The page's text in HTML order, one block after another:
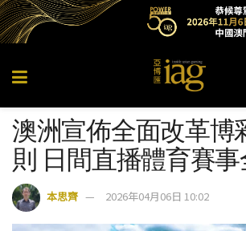
澳洲宣佈全面改革博
則 日間直播體育賽
本思齊 2026年04月06日 10:02